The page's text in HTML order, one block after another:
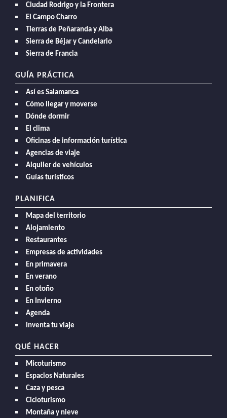
Ciudad Rodrigo y la Frontera
El Campo Charro
Tierras de Peñaranda y Alba
Sierra de Béjar y Candelario
Sierra de Francia
GUÍA PRÁCTICA
Así es Salamanca
Cómo llegar y moverse
Dónde dormir
El clima
Oficinas de información turística
Agencias de viaje
Alquiler de vehículos
Guías turísticos
PLANIFICA
Mapa del territorio
Alojamiento
Restaurantes
Empresas de actividades
En primavera
En verano
En otoño
En Invierno
Agenda
Inventa tu viaje
QUÉ HACER
Micoturismo
Espacios Naturales
Caza y pesca
Cicloturismo
Montaña y nieve